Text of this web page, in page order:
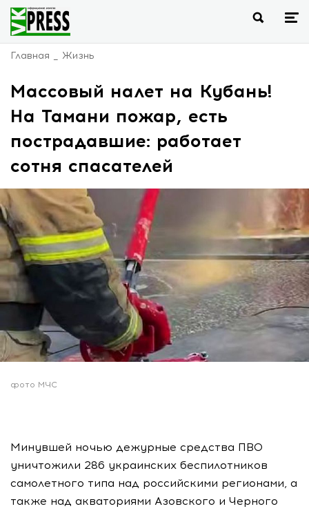
Главная Жизнь
Массовый налет на Кубань!
На Тамани пожар, есть
пострадавшие: работает
сотня спасателей
фото МЧС
Минувшей ночью дежурные средства ПВО
уничтожили 286 украинских беспилотников
самолетного типа над российскими регионами, а
также над акваториями Азовского и Черного